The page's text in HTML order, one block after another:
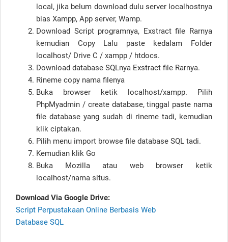
local, jika belum download dulu server localhostnya
bias Xampp, App server, Wamp.
Download Script programnya, Exstract file Rarnya
kemudian Copy Lalu paste kedalam Folder
localhost/ Drive C / xampp / htdocs.
Download database SQLnya Exstract file Rarnya.
Rineme copy nama filenya
Buka browser ketik localhost/xampp. Pilih
PhpMyadmin / create database, tinggal paste nama
file database yang sudah di rineme tadi, kemudian
klik ciptakan.
Pilih menu import browse file database SQL tadi.
Kemudian klik Go
Buka Mozilla atau web browser ketik
localhost/nama situs.
Download Via Google Drive:
Script Perpustakaan Online Berbasis Web
Database SQL